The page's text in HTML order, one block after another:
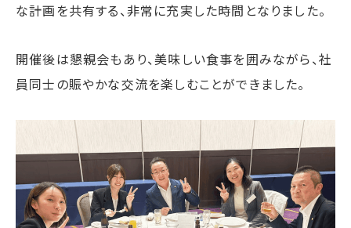
な計画を共有する、非常に充実した時間となりました。
開催後は懇親会もあり、美味しい食事を囲みながら、社
員同士の賑やかな交流を楽しむことができました。